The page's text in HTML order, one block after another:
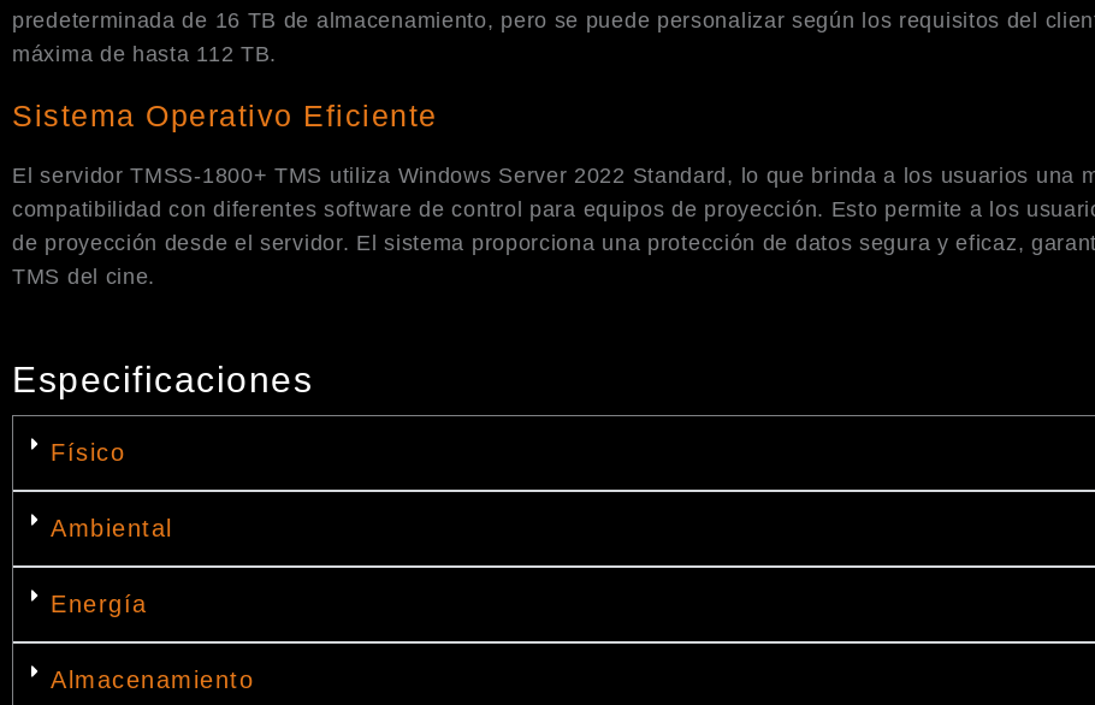
predeterminada de 16 TB de almacenamiento, pero se puede personalizar según los requisitos del
máxima de hasta 112 TB.
Sistema Operativo Eficiente
El servidor TMSS-1800+ TMS utiliza Windows Server 2022 Standard, lo que brinda a los usuarios una
compatibilidad con diferentes software de control para equipos de proyección. Esto permite a los
de proyección desde el servidor. El sistema proporciona una protección de datos segura y eficaz,
TMS del cine.
Especificaciones
Físico
Ambiental
Energía
Almacenamiento